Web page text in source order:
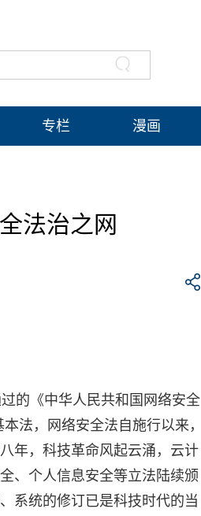
专栏 漫画
法治之网
的《中华人民共和国网络安全
法，网络安全法自施行以来，
年，科技革命风起云涌，云计
、个人信息安全等立法陆续颁
系统的修订已是科技时代的当